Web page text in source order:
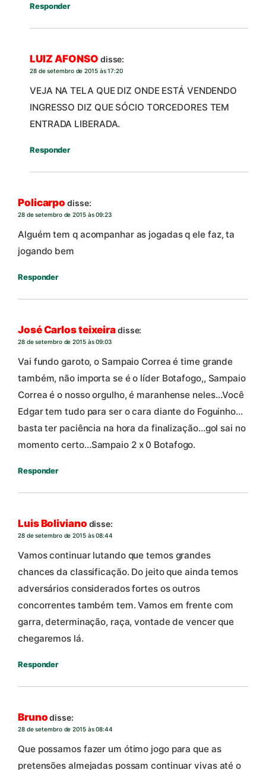
Responder
LUIZ AFONSO disse:
28 de setembro de 2015 às 17:20
VEJA NA TELA QUE DIZ ONDE ESTÁ VENDENDO
INGRESSO DIZ QUE SÓCIO TORCEDORES TEM
ENTRADA LIBERADA.
Responder
Policarpo disse:
28 de setembro de 2015 às 09:23
Alguém tem q acompanhar as jogadas q ele faz, ta
jogando bem
Responder
José Carlos teixeiradisse:
28 de setembro de 2015 às 09:03
Vai fundo garoto, o Sampaio Correa é time grande
também, não importa se é o líder Botafogo,, Sampaio
Correa é o nosso orgulho, é maranhense neles…Você
Edgar tem tudo para ser o cara diante do Foguinho…
basta ter paciência na hora da finalização…gol sai no
momento certo…Sampaio 2 x 0 Botafogo.
Responder
Luis Boliviano disse:
28 de setembro de 2015 às 08:44
Vamos continuar lutando que temos grandes
chances da classificação. Do jeito que ainda temos
adversários considerados fortes os outros
concorrentes também tem. Vamos em frente com
garra, determinação, raça, vontade de vencer que
chegaremos lá.
Responder
Bruno disse:
28 de setembro de 2015 às 08:44
Que possamos fazer um ótimo jogo para que as
pretensões almejadas possam continuar vivas até o